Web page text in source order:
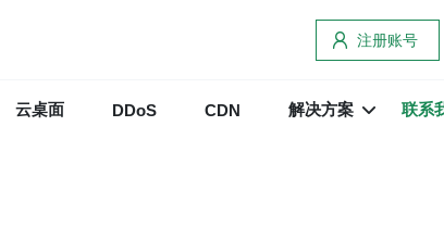
注册账号
云桌面 DDoS CDN 解决方案 联系